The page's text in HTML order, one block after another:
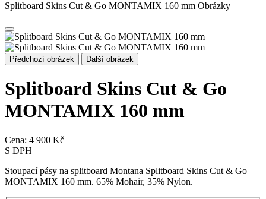
Splitboard Skins Cut & Go MONTAMIX 160 mm Obrázky
Předchozí obrázek Další obrázek
Splitboard Skins Cut & Go
MONTAMIX 160 mm
Cena: 4 900 Kč
S DPH
Stoupací pásy na splitboard Montana Splitboard Skins Cut & Go
MONTAMIX 160 mm. 65% Mohair, 35% Nylon.